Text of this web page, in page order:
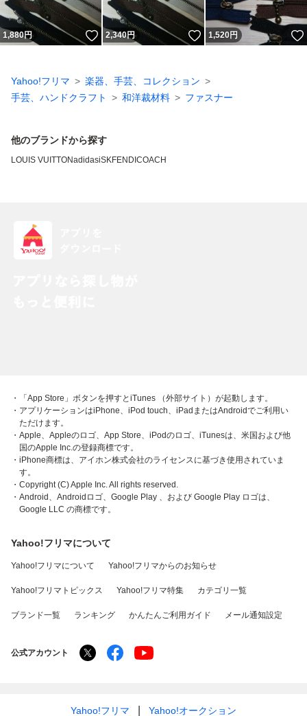
1,880円 いいね！
2,340円 いいね！
1,520円
Yahoo!フリマ
楽器、手芸、コレクション
手芸、ハンドクラフト
和洋裁材料 ファスナー
他のブランドから探す
LOUIS VUITTONadidasiSKFENDI COACH
・「App Store」ボタンを押すとiTunes （外部サイト）が起動します。
・アプリケーションはiPhone、iPod touch、iPadまたはAndroidでご利用い
ただけます。
・Apple、Appleのロゴ、App Store、iPodのロゴ、iTunesは、米国および他
国のApple Inc.の登録商標です。
・iPhone商標は、アイホン株式会社のライセンスに基づき使用されていま
す。
・Copyright (C) Apple Inc. All rights reserved.
・Android、Androidロゴ、Google Play 、および Google Play ロゴは、
Google LLC の商標です。
Yahoo!フリマについて
Yahoo!フリマについて Yahoo!フリマからのお知らせ
Yahoo!フリマトピックス Yahoo!フリマ特集 カテゴリ一覧
ブランド一覧 ランキング かんたんご利用ガイド メール通知設定
公式アカウント
Yahoo!フリマ Yahoo!オークション